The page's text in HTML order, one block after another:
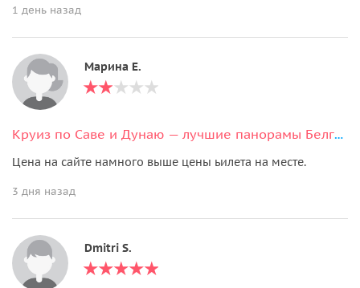
1 день назад
Марина Е.
Круиз по Саве и Дунаю — лучшие панорамы Белграда с воды
Цена на сайте намного выше цены ьилета на месте.
3 дня назад
Dmitri S.